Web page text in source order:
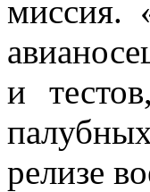
миссия.
и
релизе